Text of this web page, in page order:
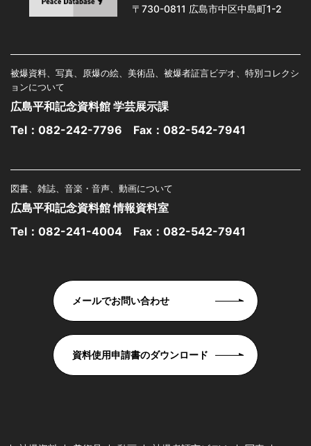
〒730-0811 広島市中区中島町1-2
被爆資料、写真、原爆の絵、美術品、被爆者証言ビデオ、特別コレクシ
ョンについて
広島平和記念資料館 学芸展示課
Tel： 082-242-7796 Fax：082-542-7941
図書、雑誌、音楽・音声、動画について
広島平和記念資料館 情報資料室
Tel： 082-241-4004 Fax：082-542-7941
メールでお問い合わせ
資料使用申請書のダウンロード